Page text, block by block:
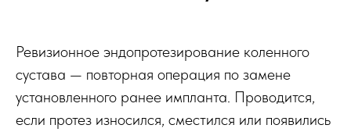
Ревизионное эндопротезирование коленного
сустава — повторная операция по замене
установленного ранее импланта. Проводится,
если протез износился, сместился или появились